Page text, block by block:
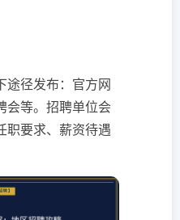
途径发布：官方网
会等。招聘单位会
职要求、薪资待遇